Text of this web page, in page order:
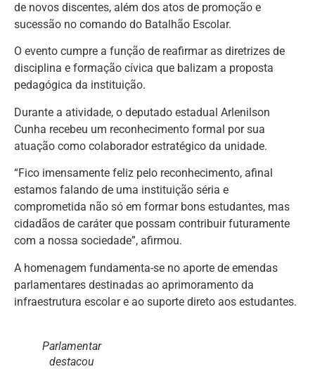
de novos discentes, além dos atos de promoção e
sucessão no comando do Batalhão Escolar.
O evento cumpre a função de reafirmar as diretrizes de
disciplina e formação cívica que balizam a proposta
pedagógica da instituição.
Durante a atividade, o deputado estadual Arlenilson
Cunha recebeu um reconhecimento formal por sua
atuação como colaborador estratégico da unidade.
“Fico imensamente feliz pelo reconhecimento, afinal
estamos falando de uma instituição séria e
comprometida não só em formar bons estudantes, mas
cidadãos de caráter que possam contribuir futuramente
com a nossa sociedade”, afirmou.
A homenagem fundamenta-se no aporte de emendas
parlamentares destinadas ao aprimoramento da
infraestrutura escolar e ao suporte direto aos estudantes.
Parlamentar
destacou